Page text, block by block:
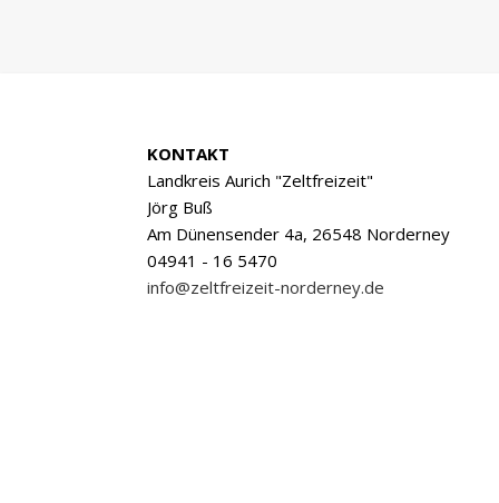
KONTAKT
Landkreis Aurich "Zeltfreizeit"
Jörg Buß
Am Dünensender 4a, 26548 Norderney
04941 - 16 5470
info@zeltfreizeit-norderney.de